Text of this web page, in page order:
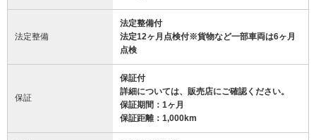
法定整備
法定整備付
法定12ヶ月点検付※貨物など一部車両は6ヶ月
点検
保証
保証付
詳細については、販売店にご確認ください。
保証期間：1ヶ月
保証距離：1,000km